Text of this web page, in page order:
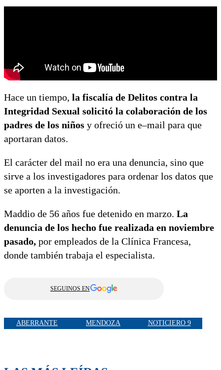
Hace un tiempo, la fiscalía de Delitos contra la
Integridad Sexual solicitó la colaboración de los
padres de los niños y ofreció un e–mail para que
aportaran datos.
El carácter del mail no era una denuncia, sino que
sirve a los investigadores para ordenar los datos que
se aporten a la investigación.
Maddio de 56 años fue detenido en marzo. La
denuncia de los hecho fue realizada en noviembre
pasado, por empleados de la Clínica Francesa,
donde también trabaja el especialista.
SEGUINOS EN
ABERRANTE MENDOZA NOTICIERO 9